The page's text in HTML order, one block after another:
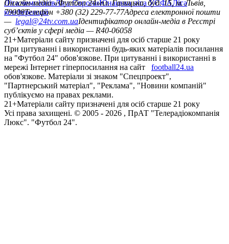
Ліга чемпіонівЛіга ЄвропиЮнацька ліга УЄФАЛіга
конференцій
Онлайн-медіа «Футбол 24»пл. Галицька, буд. 15, м. Львів,
79008Телефон +380 (32) 229-77-77Адреса електронної пошти
— legal@24tv.com.uaІдентифікатор онлайн-медіа в Реєстрі
суб’єктів у сфері медіа — R40-06058
21+Матеріали сайту призначені для осіб старше 21 року
При цитуванні і використанні будь-яких матеріалів посилання
на "Футбол 24" обов'язкове. При цитуванні і використанні в
мережі Інтернет гіперпосилання на сайт
football24.ua
обов'язкове. Матеріали зі знаком "Спецпроект",
"Партнерський матеріал", "Реклама", "Новини компаній"
публікуємо на правах реклами.
21+Матеріали сайту призначені для осіб старше 21 року
Усi права захищенi. © 2005 - 2026 , ПрАТ "Телерадіокомпанія
Люкс". "Футбол 24".